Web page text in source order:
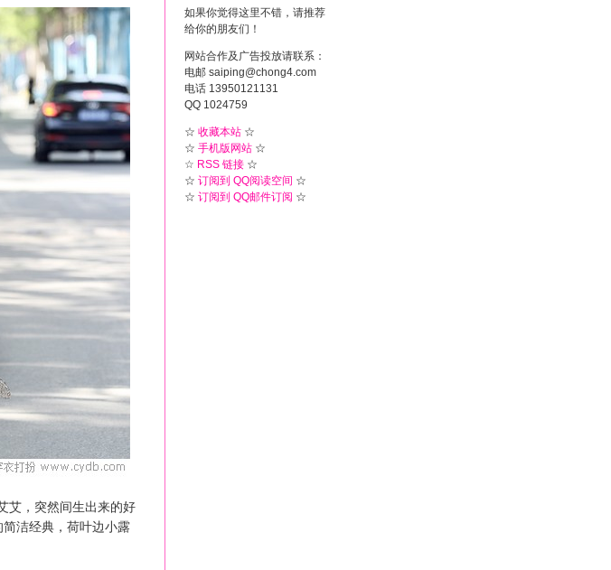
，突然间生出来的好
洁经典，荷叶边小露
如果你觉得这里不错，请推荐
给你的朋友们！
网站合作及广告投放请联系：
电邮 saiping@chong4.com
电话 13950121131
QQ 1024759
☆ 收藏本站 ☆
☆ 手机版网站 ☆
☆ RSS 链接 ☆
☆ 订阅到 QQ阅读空间 ☆
☆ 订阅到 QQ邮件订阅 ☆